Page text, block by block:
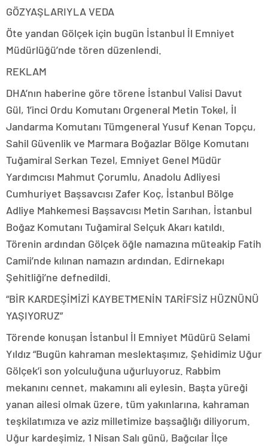
GÖZYAŞLARIYLA VEDA
Öte yandan Gölçek için bugün İstanbul İl Emniyet
Müdürlüğü’nde tören düzenlendi.
REKLAM
DHA’nın haberine göre törene İstanbul Valisi Davut
Gül, 1’inci Ordu Komutanı Orgeneral Metin Tokel, İl
Jandarma Komutanı Tümgeneral Yusuf Kenan Topçu,
Sahil Güvenlik ve Marmara Boğazlar Bölge Komutanı
Tuğamiral Serkan Tezel, Emniyet Genel Müdür
Yardımcısı Mahmut Çorumlu, Anadolu Adliyesi
Cumhuriyet Başsavcısı Zafer Koç, İstanbul Bölge
Adliye Mahkemesi Başsavcısı Metin Sarıhan, İstanbul
Boğaz Komutanı Tuğamiral Selçuk Akarı katıldı.
Törenin ardından Gölçek öğle namazına müteakip Fatih
Camii’nde kılınan namazın ardından, Edirnekapı
Şehitliği’ne defnedildi.
“BİR KARDEŞİMİZİ KAYBETMENİN TARİFSİZ HÜZNÜNÜ
YAŞIYORUZ”
Törende konuşan İstanbul İl Emniyet Müdürü Selami
Yıldız “Bugün kahraman meslektaşımız, Şehidimiz Uğur
Gölçek’i son yolculuğuna uğurluyoruz. Rabbim
mekanını cennet, makamını ali eylesin. Başta yüreği
yanan ailesi olmak üzere, tüm yakınlarına, kahraman
teşkilatımıza ve aziz milletimize başsağlığı diliyorum.
Uğur kardeşimiz, 1 Nisan Salı günü, Bağcılar İlçe